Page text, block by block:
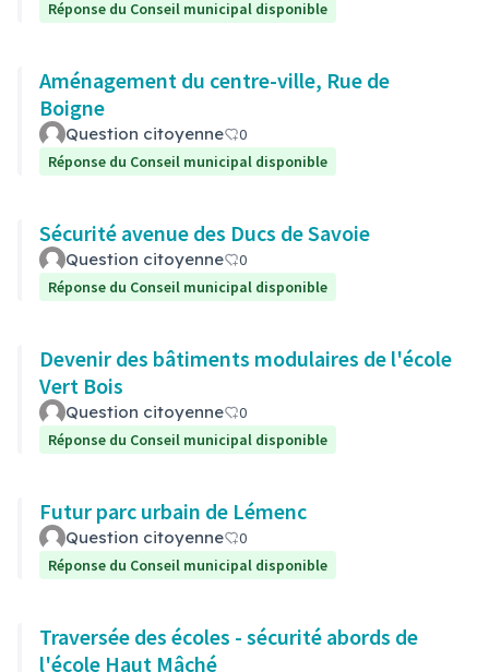
Réponse du Conseil municipal disponible
Aménagement du centre-ville, Rue de
Boigne
Question citoyenne
0
Réponse du Conseil municipal disponible
Sécurité avenue des Ducs de Savoie
Question citoyenne
0
Réponse du Conseil municipal disponible
Devenir des bâtiments modulaires de l'école
Vert Bois
Question citoyenne
0
Réponse du Conseil municipal disponible
Futur parc urbain de Lémenc
Question citoyenne
0
Réponse du Conseil municipal disponible
Traversée des écoles - sécurité abords de
l'école Haut Mâché